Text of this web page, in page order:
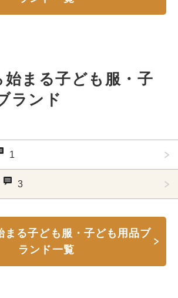
始まる子ども服・子
ランド
1
3
まる子ども服・子ども用品ブ
ランド一覧